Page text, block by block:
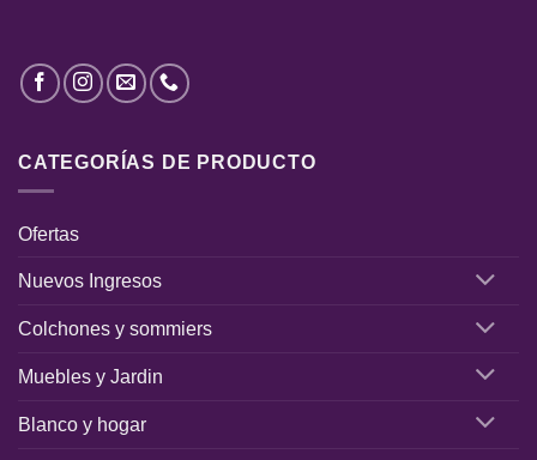
CATEGORÍAS DE PRODUCTO
Ofertas
Nuevos Ingresos
Colchones y sommiers
Muebles y Jardin
Blanco y hogar